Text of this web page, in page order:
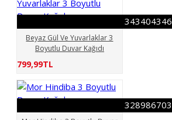
370220668
372644734
375648163
388519390
388965343
388994758
391288423
392043277
396459466
406796764
420164506
343404346
Beyaz Gül Ve Yuvarlaklar 3
Boyutlu Duvar Kağıdı
799,99TL
328986703